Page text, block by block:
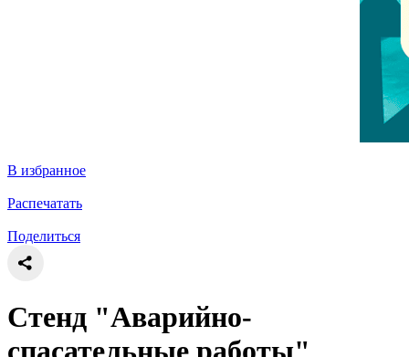
В избранное
Распечатать
Поделиться
Стенд "Аварийно-